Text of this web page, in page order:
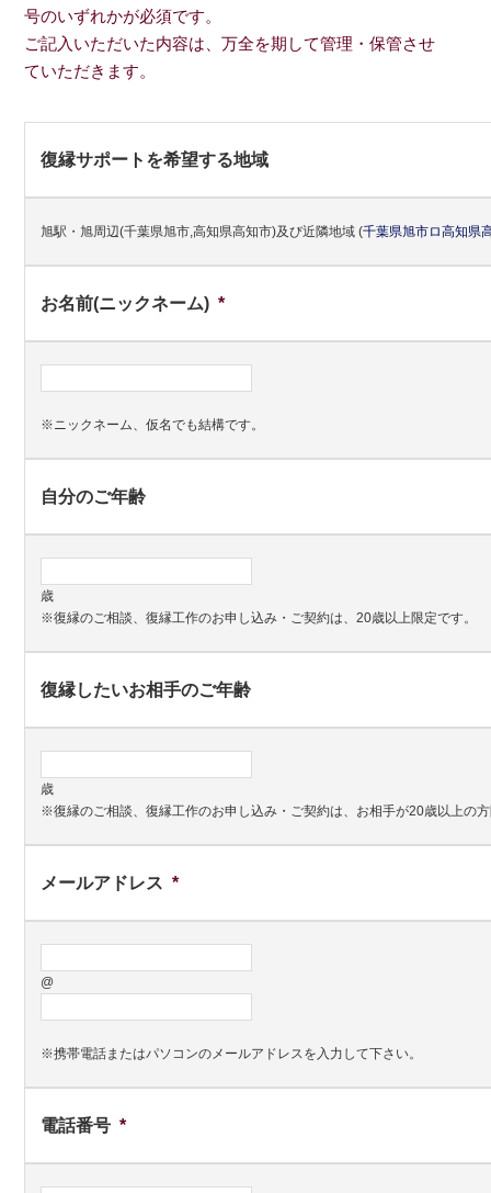
号のいずれかが必須です。
ご記入いただいた内容は、万全を期して管理・保管させ
ていただきます。
復縁サポートを希望する地域
旭駅・旭周辺(千葉県旭市,高知県高知市)及び近隣地域(千葉県旭市ロ高知県
お名前(ニックネーム) *
※ニックネーム、仮名でも結構です。
自分のご年齢
歳
※復縁のご相談、復縁工作のお申し込み・ご契約は、20歳以上限定です。
復縁したいお相手のご年齢
歳
※復縁のご相談、復縁工作のお申し込み・ご契約は、お相手が20歳以上の
メールアドレス *
@
※携帯電話またはパソコンのメールアドレスを入力して下さい。
電話番号 *